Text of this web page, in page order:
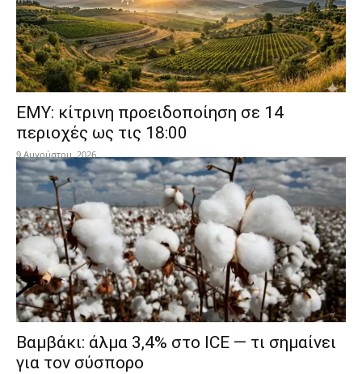
ΕΜΥ: κίτρινη προειδοποίηση σε 14
περιοχές ως τις 18:00
9 Αυγούστου, 2026
Βαμβάκι: άλμα 3,4% στο ICE — τι σημαίνει
για τον σύσπορο